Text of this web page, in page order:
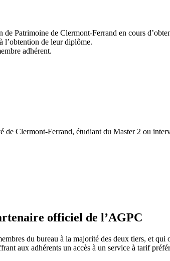
Patrimoine de Clermont-Ferrand en cours
l’obtention de leur diplôme.
adhérent.
Clermont-Ferrand, étudiant du Master 2 ou
officiel de l’AGPC
du bureau à la majorité des deux tiers, et
aux adhérents un accès à un service à tarif